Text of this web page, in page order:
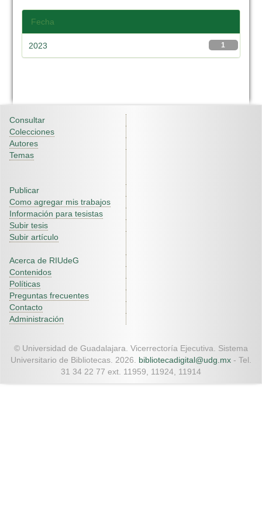
Fecha
1
2023
Consultar
Colecciones
Autores
Temas
Publicar
Como agregar mis trabajos
Información para tesistas
Subir tesis
Subir artículo
Acerca de RIUdeG
Contenidos
Políticas
Preguntas frecuentes
Contacto
Administración
© Universidad de Guadalajara. Vicerrectoría Ejecutiva. Sistema
Universitario de Bibliotecas. 2026. bibliotecadigital@udg.mx - Tel.
31 34 22 77 ext. 11959, 11924, 11914